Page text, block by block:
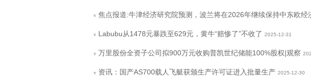
v 焦点报道:牛津经济研究院预测，波兰将在2026年继续保持中东欧经
v Labubu从1478元暴跌至629元，黄牛“赔惨了”不收了 2025-12-31
v 万里股份全资子公司拟900万元收购普凯世纪储能100%股权|观察
v 资讯：国产AS700载人飞艇获颁生产许可证进入批量生产 2025-12-30